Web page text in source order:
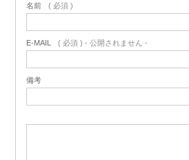
名前 ( 必須 )
E-MAIL ( 必須 ) - 公開されません -
備考